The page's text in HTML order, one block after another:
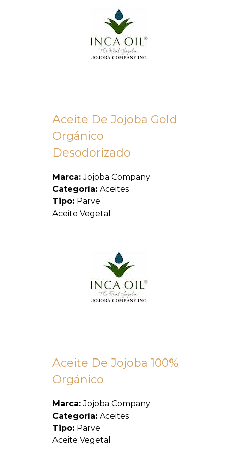
Aceite De Jojoba Gold
Orgánico
Desodorizado
Marca:Jojoba Company
Categoría: Aceites
Tipo: Parve
Aceite Vegetal
Aceite De Jojoba 100%
Orgánico
Marca:Jojoba Company
Categoría: Aceites
Tipo: Parve
Aceite Vegetal